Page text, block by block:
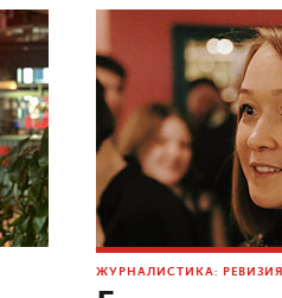
ЖУРНАЛИСТИКА: РЕВИЗИЯ